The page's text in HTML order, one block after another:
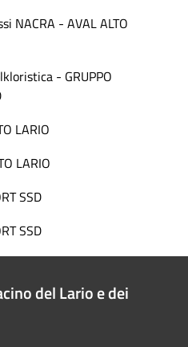
NACRA - AVAL ALTO
- GRUPPO
LARIO
LARIO
SSD
SSD
del Lario e dei